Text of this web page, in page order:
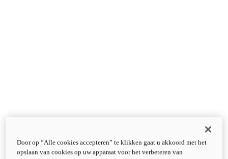
Door op “Alle cookies accepteren” te klikken gaat u akkoord met het
opslaan van cookies op uw apparaat voor het verbeteren van